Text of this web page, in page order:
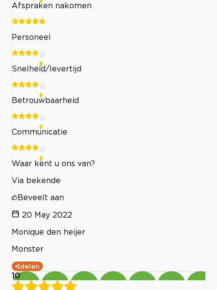
Afspraken nakomen
Personeel
Snelheid/levertijd
Betrouwbaarheid
Communicatie
Waar kent u ons van?
Via bekende
Beveelt aan
20 May 2022
Monique den heijer
Monster
delen
10